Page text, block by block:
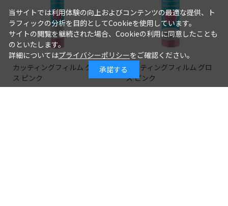
カッティングフィルム グロ
ス ピンク
カッティングフィルム グロ
ス ピンク
当サイトでは利用体験の向上およびコンテンツの最適な提供、ト
ラフィックの分析を目的としてCookieを使用しています。
サイトの閲覧を継続された場合、Cookieの利用に同意したことも
のといたします。
詳細についてはプライバシーポリシーをご確認ください。
承諾する